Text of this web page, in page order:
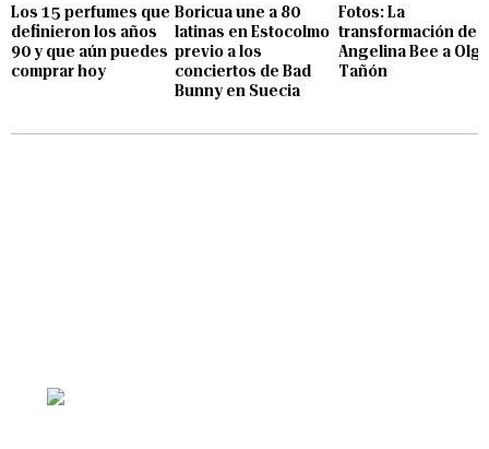
Los 15 perfumes que
definieron los años
90 y que aún puedes
comprar hoy
Boricua une a 80
latinas en Estocolmo
previo a los
conciertos de Bad
Bunny en Suecia
Fotos: La
transformación de
Angelina Bee a Olga
Tañón